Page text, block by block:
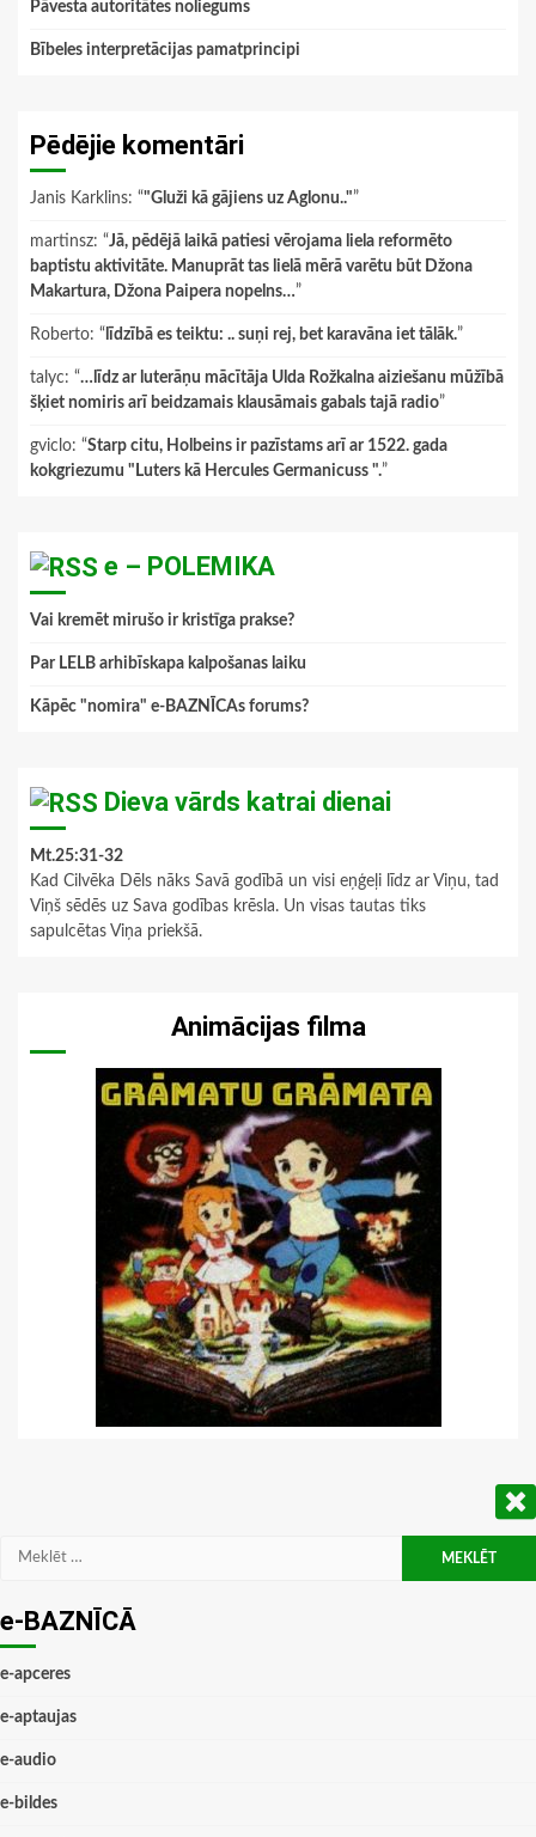
Pāvesta autoritātes noliegums
Bībeles interpretācijas pamatprincipi
Pēdējie komentāri
Janis Karklins: “"Gluži kā gājiens uz Aglonu.."”
martinsz: “Jā, pēdējā laikā patiesi vērojama liela reformēto
baptistu aktivitāte. Manuprāt tas lielā mērā varētu būt Džona
Makartura, Džona Paipera nopelns…”
Roberto: “ līdzībā es teiktu: .. suņi rej, bet karavāna iet tālāk.”
talyc: “…līdz ar luterāņu mācītāja Ulda Rožkalna aiziešanu mūžībā
šķiet nomiris arī beidzamais klausāmais gabals tajā radio”
gviclo: “Starp citu, Holbeins ir pazīstams arī ar 1522. gada
kokgriezumu "Luters kā Hercules Germanicuss ".”
e – POLEMIKA
Vai kremēt mirušo ir kristīga prakse?
Par LELB arhibīskapa kalpošanas laiku
Kāpēc "nomira" e-BAZNĪCAs forums?
Dieva vārds katrai dienai
Mt.25:31-32
Kad Cilvēka Dēls nāks Savā godībā un visi eņģeļi līdz ar Viņu, tad
Viņš sēdēs uz Sava godības krēsla. Un visas tautas tiks
sapulcētas Viņa priekšā.
Animācijas filma
Meklēt:
e-BAZNĪCĀ
e-apceres
e-aptaujas
e-audio
e-bildes